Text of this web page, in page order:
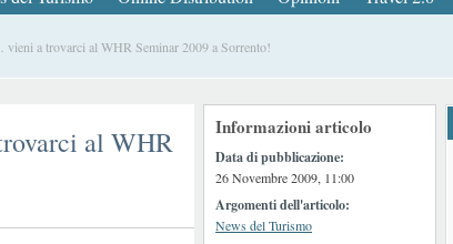
a trovarci al WHR Seminar 2009 a Sorrento!
Informazioni articolo
Data di pubblicazione:
26 Novembre 2009, 11:00
Argomenti dell'articolo:
News del Turismo
al WHR